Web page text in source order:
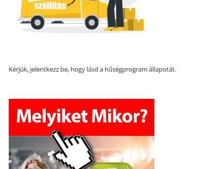
Kérjük, jelentkezz be, hogy lásd a hűségprogram állapotát.